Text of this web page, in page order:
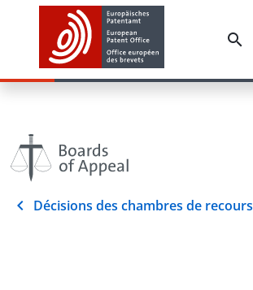
Décisions des chambres de recours